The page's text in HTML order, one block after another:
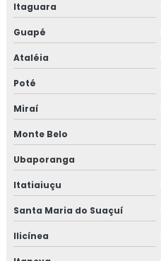
Treinamento em programa
Treinamento em
Treinamento em reciclagem
Treinamento em reciclagem
Treinamento em reciclagem
alimentos
Treinamento em revisão
Treinamento em revisão
Treinamento em rotinas
Itaguara
Guapé
Ataléia
Poté
Miraí
Monte Belo
Ubaporanga
Itatiaiuçu
Santa Maria do Suaçuí
Ilicínea